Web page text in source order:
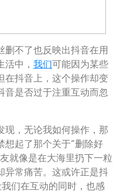
删不了也反映出抖音在用
中， 我们可能因为某些
在抖音上，这个操作却变
音是否过于注重互动而忽
现，无论我如何操作，那
起了那个关于“删除好
就像是在大海里扔下一粒
异常痛苦。这或许正是抖
们在互动的同时，也感